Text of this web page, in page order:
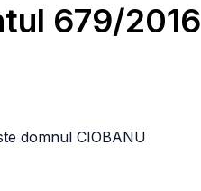
679/2016
domnul CIOBANU